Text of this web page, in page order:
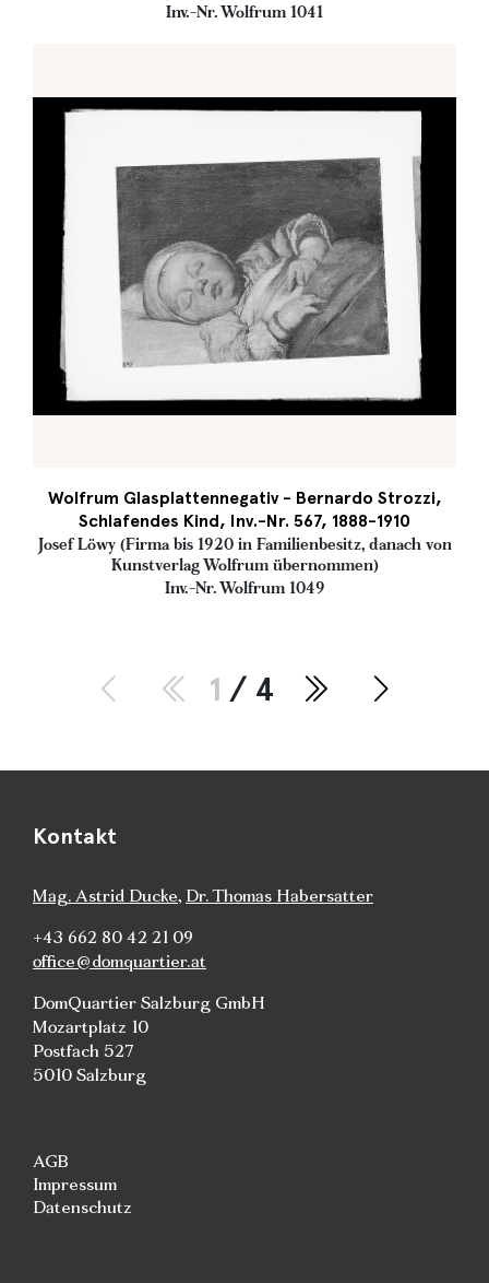
Inv.-Nr. Wolfrum 1041
Wolfrum Glasplattennegativ - Bernardo Strozzi,
Schlafendes Kind, Inv.-Nr. 567, 1888-1910
Josef Löwy (Firma bis 1920 in Familienbesitz, danach von
Kunstverlag Wolfrum übernommen)
Inv.-Nr. Wolfrum 1049
1 / 4
Kontakt
Mag. Astrid Ducke, Dr. Thomas Habersatter
+43 662 80 42 21 09
office@domquartier.at
DomQuartier Salzburg GmbH
Mozartplatz 10
Postfach 527
5010 Salzburg
AGB
Impressum
Datenschutz